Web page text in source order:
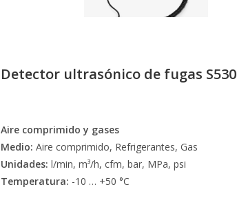
Detector ultrasónico de fugas S530
Aire comprimido y gases
Medio: Aire comprimido, Refrigerantes, Gas
Unidades: l/min, m³/h, cfm, bar, MPa, psi
Temperatura: -10 … +50 °C